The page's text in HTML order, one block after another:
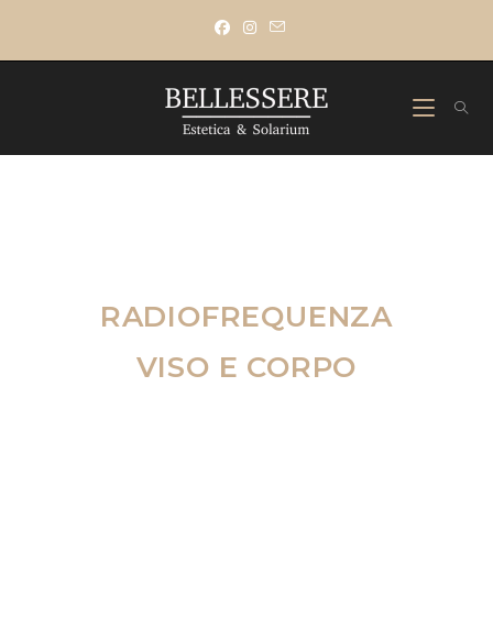
RADIOFREQUENZA
VISO E CORPO